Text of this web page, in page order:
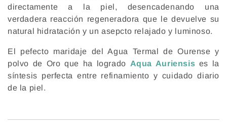
directamente a la piel, desencadenando una
verdadera reacción regeneradora que le devuelve su
natural hidratación y un asepcto relajado y luminoso.
El pefecto maridaje del Agua Termal de Ourense y
polvo de Oro que ha logrado Aqua Auriensis es la
síntesis perfecta entre refinamiento y cuidado diario
de la piel.